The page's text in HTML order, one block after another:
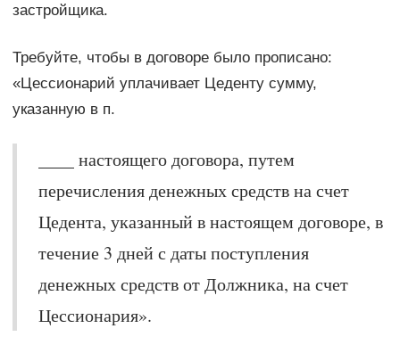
застройщика.
Требуйте, чтобы в договоре было прописано:
«Цессионарий уплачивает Цеденту сумму,
указанную в п.
____ настоящего договора, путем
перечисления денежных средств на счет
Цедента, указанный в настоящем договоре, в
течение 3 дней с даты поступления
денежных средств от Должника, на счет
Цессионария».